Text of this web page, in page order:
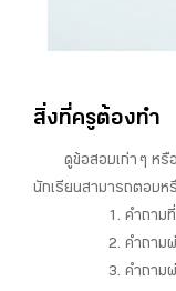
สิ่งที่ครูต้องทำ
ดูข้อสอบเก่า ๆ ห
นักเรียนสามารถตอบห
1. คำถาม
2. คำถาม
3. คำถาม